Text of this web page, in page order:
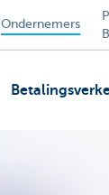
Ondernemers